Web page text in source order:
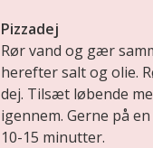
Pizzadej
Rør vand og gær
herefter salt og olie.
dej. Tilsæt løbende
igennem. Gerne på
10-15 minutter.